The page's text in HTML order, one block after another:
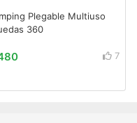
Plegable Multiuso
360
7